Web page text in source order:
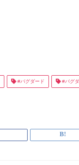
#バグダード #バグ